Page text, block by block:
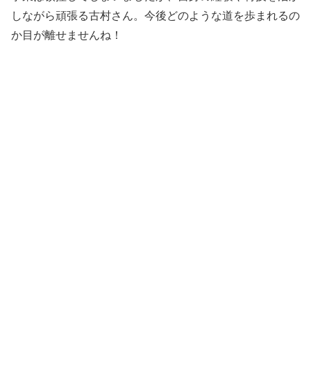
しながら頑張る古村さん。今後どのような道を歩まれるの
か目が離せませんね！